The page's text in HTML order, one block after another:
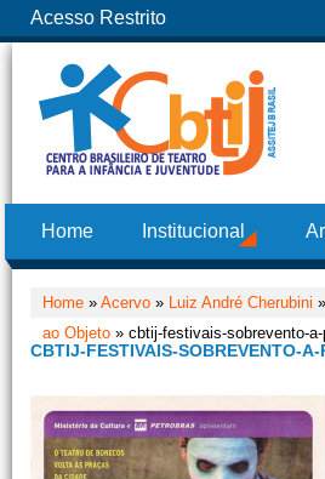
Acesso Restrito
Home Institucional
Home » Acervo » Luiz André Cherubini »
ao Objeto » cbtij-festivais-sobrevento-
CBTIJ-FESTIVAIS-SOBREVENTO-